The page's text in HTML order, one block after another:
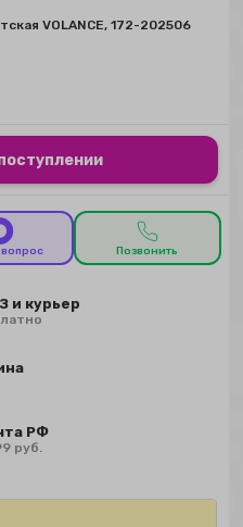
VOLANCE, 172-202506
Позвонить
и курьер
РФ
руб.